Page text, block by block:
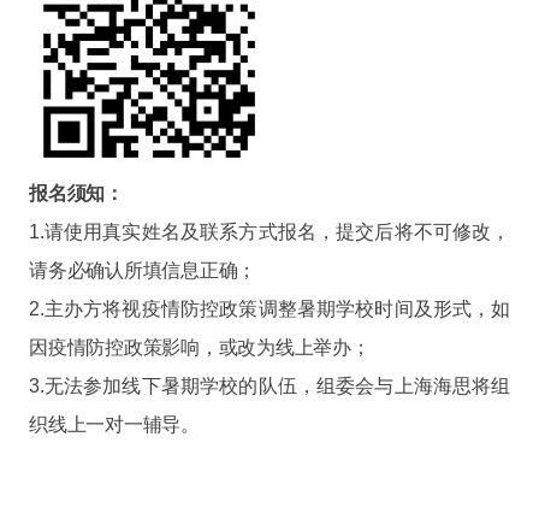
报名须知：
1.请使用真实姓名及联系方式报名，提交后将不可修改，
请务必确认所填信息正确；
2.主办方将视疫情防控政策调整暑期学校时间及形式，如
因疫情防控政策影响，或改为线上举办；
3.无法参加线下暑期学校的队伍，组委会与上海海思将组
织线上一对一辅导。